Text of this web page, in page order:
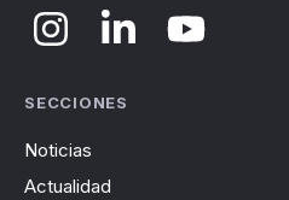
SECCIONES
Noticias
Actualidad